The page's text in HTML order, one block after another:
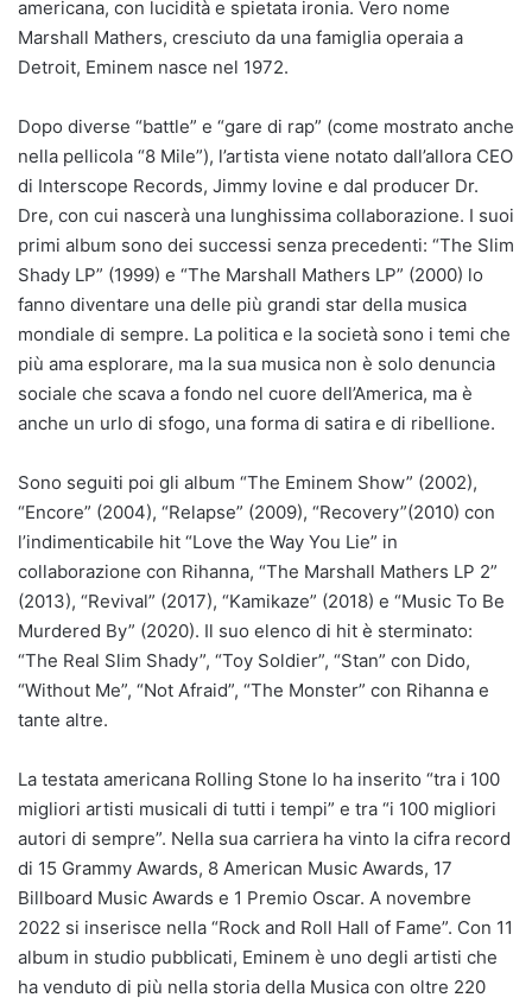
americana, con lucidità e spietata ironia. Vero nome
Marshall Mathers, cresciuto da una famiglia operaia a
Detroit, Eminem nasce nel 1972.
Dopo diverse “battle” e “gare di rap” (come mostrato anche
nella pellicola “8 Mile”), l’artista viene notato dall’allora CEO
di Interscope Records, Jimmy Iovine e dal producer Dr.
Dre, con cui nascerà una lunghissima collaborazione. I suoi
primi album sono dei successi senza precedenti: “The Slim
Shady LP” (1999) e “The Marshall Mathers LP” (2000) lo
fanno diventare una delle più grandi star della musica
mondiale di sempre. La politica e la società sono i temi che
più ama esplorare, ma la sua musica non è solo denuncia
sociale che scava a fondo nel cuore dell’America, ma è
anche un urlo di sfogo, una forma di satira e di ribellione.
Sono seguiti poi gli album “The Eminem Show” (2002),
“Encore” (2004), “Relapse” (2009), “Recovery”(2010) con
l’indimenticabile hit “Love the Way You Lie” in
collaborazione con Rihanna, “The Marshall Mathers LP 2”
(2013), “Revival” (2017), “Kamikaze” (2018) e “Music To Be
Murdered By” (2020). Il suo elenco di hit è sterminato:
“The Real Slim Shady”, “Toy Soldier”, “Stan” con Dido,
“Without Me”, “Not Afraid”, “The Monster” con Rihanna e
tante altre.
La testata americana Rolling Stone lo ha inserito “tra i 100
migliori artisti musicali di tutti i tempi” e tra “i 100 migliori
autori di sempre”. Nella sua carriera ha vinto la cifra record
di 15 Grammy Awards, 8 American Music Awards, 17
Billboard Music Awards e 1 Premio Oscar. A novembre
2022 si inserisce nella “Rock and Roll Hall of Fame”. Con 11
album in studio pubblicati, Eminem è uno degli artisti che
ha venduto di più nella storia della Musica con oltre 220